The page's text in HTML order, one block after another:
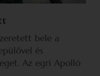
bele a
és
Az egri Apolló